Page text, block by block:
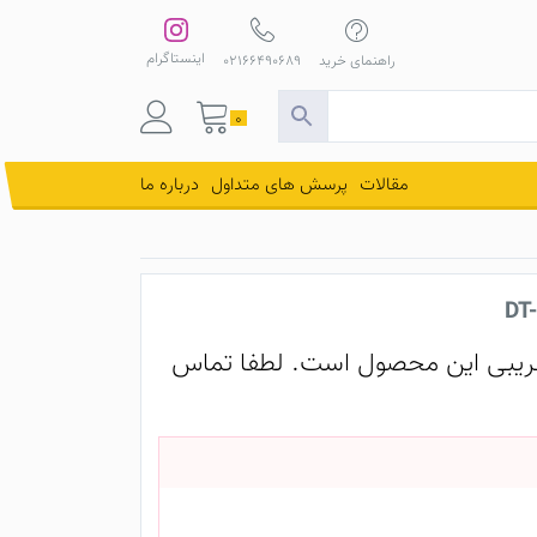
0
راهنمای خرید 02166490689 اینستاگرام
مقالات پرسش های متداول درباره ما
این محصول است. لطفا تماس